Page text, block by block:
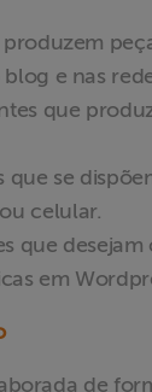
e nas
que
que se
celular.
que
em
de